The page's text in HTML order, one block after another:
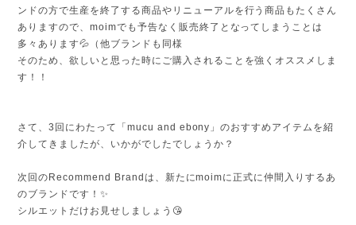
ンドの方で生産を終了する商品やリニューアルを行う商品もたくさん
ありますので、moimでも予告なく販売終了となってしまうことは
多々あります💦（他ブランドも同様
そのため、欲しいと思った時にご購入されることを強くオススメしま
す！！
さて、3回にわたって「mucu and ebony」のおすすめアイテムを紹
介してきましたが、いかがでしたでしょうか？
次回のRecommend Brandは、新たにmoimに正式に仲間入りするあ
のブランドです！✨
シルエットだけお見せしましょう😘